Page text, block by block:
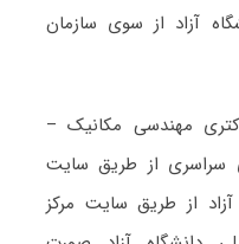
آزاد از سوی سازمان
مهندسی مکانیک –
سراسری از طریق سایت
از طریق سایت مرکز